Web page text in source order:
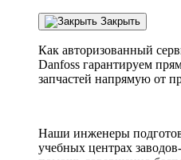
Закрыть
Как авторизованный
Danfoss гарантируем
запчастей напрямую от
Наши инженеры
учебных центрах